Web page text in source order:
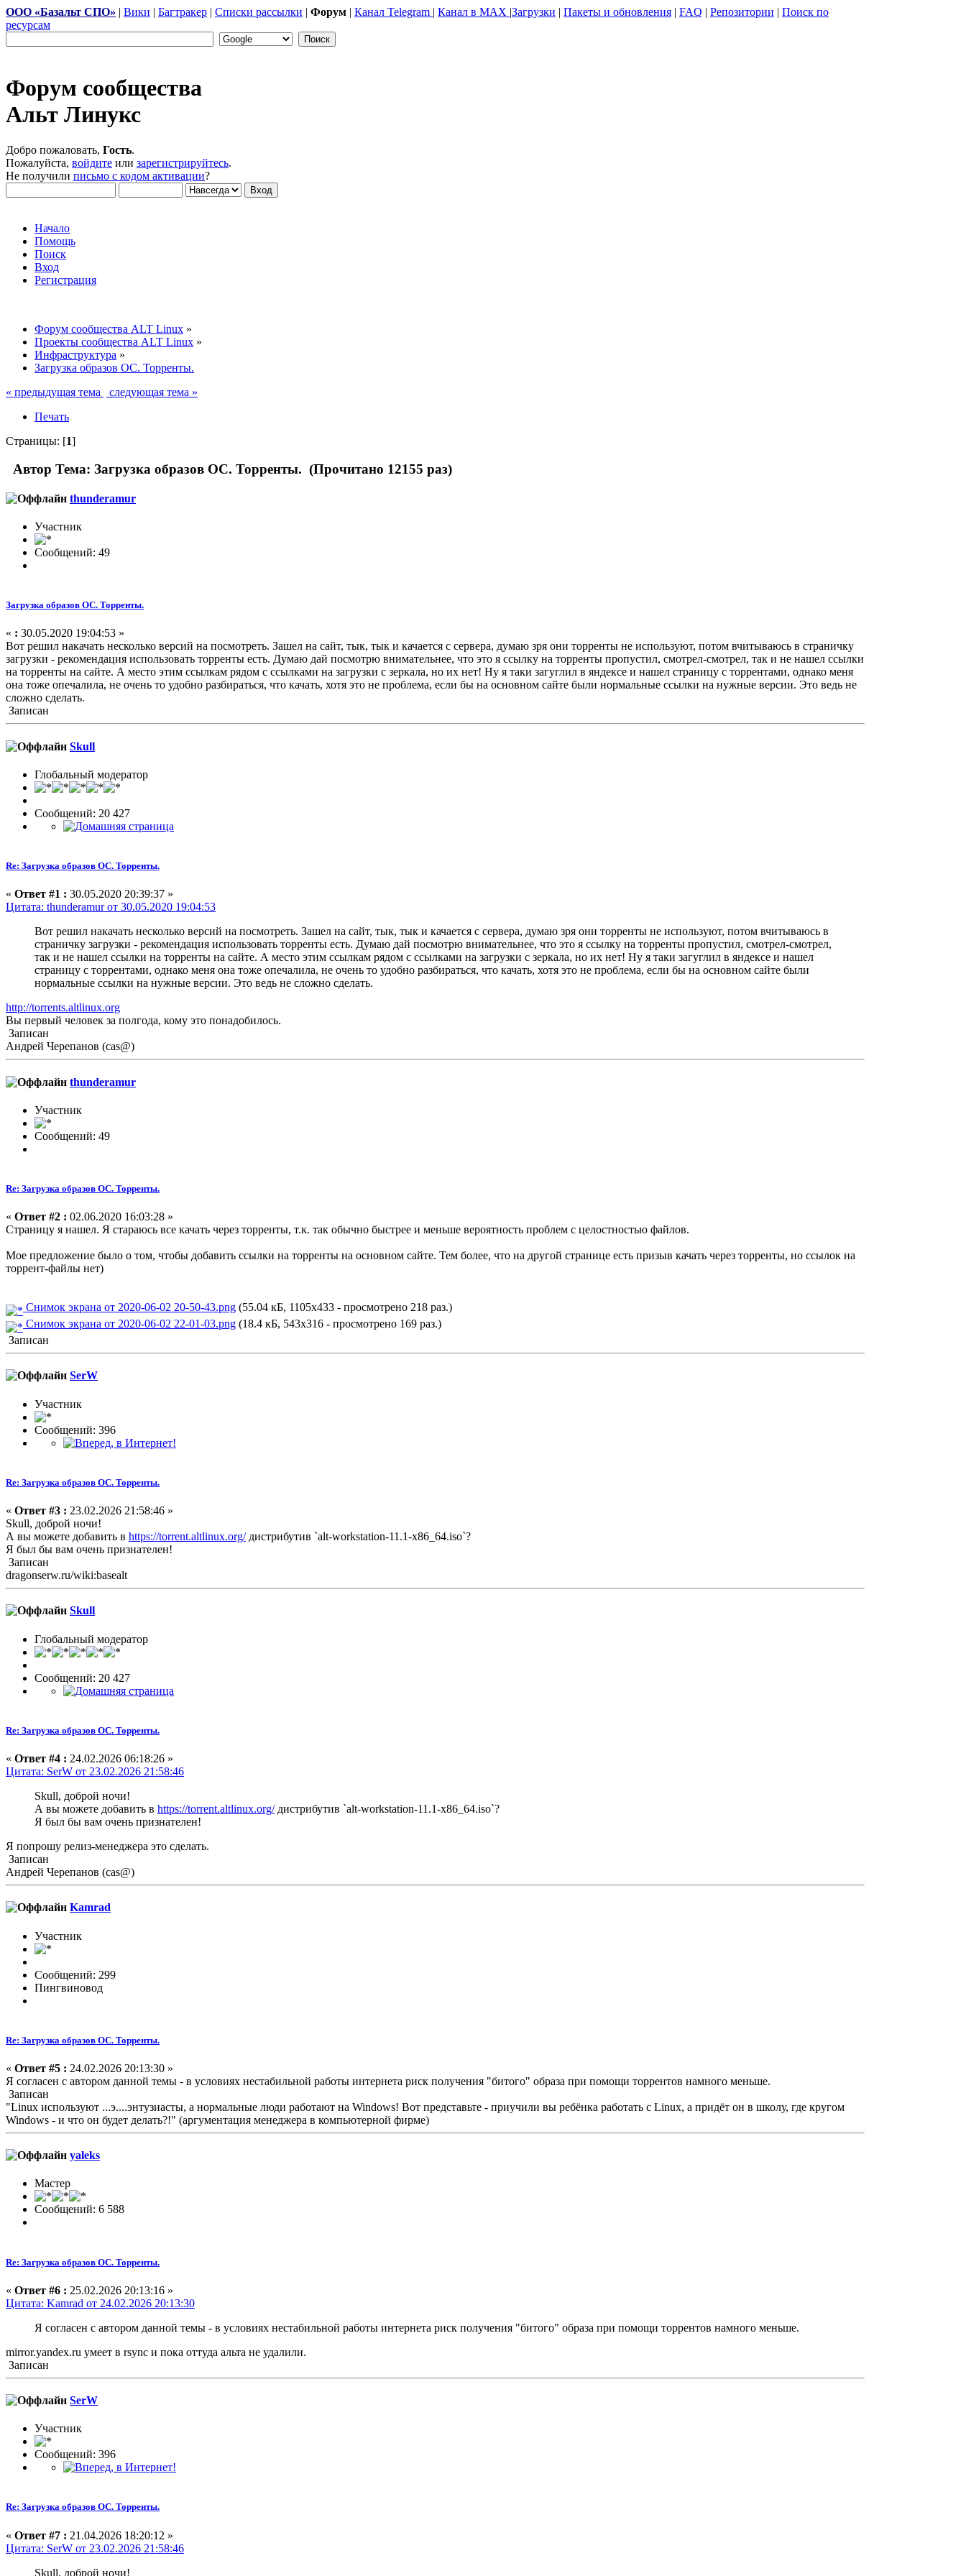
ООО «Базальт СПО» | Вики | Багтракер | Списки рассылки | Форум | Канал Telegram | Канал в MAX |Загрузки | Пакеты и обновления | FAQ | Репозитории | Поиск по
ресурсам
Форум сообщества
Альт Линукс
Добро пожаловать, Гость.
Пожалуйста, войдите или зарегистрируйтесь.
Не получили письмо с кодом активации?
Начало
Помощь
Поиск
Вход
Регистрация
Форум сообщества ALT Linux »
Проекты сообщества ALT Linux »
Инфраструктура »
Загрузка образов ОС. Торренты.
« предыдущая тема
следующая тема »
Печать
Страницы: [1]
Автор Тема: Загрузка образов ОС. Торренты. (Прочитано 12155 раз)
thunderamur
Участник
Сообщений: 49
Загрузка образов ОС. Торренты.
« : 30.05.2020 19:04:53 »
Вот решил накачать несколько версий на посмотреть. Зашел на сайт, тык, тык и качается с сервера, думаю зря они торренты не используют, потом вчитываюсь в страничку
загрузки - рекомендация использовать торренты есть. Думаю дай посмотрю внимательнее, что это я ссылку на торренты пропустил, смотрел-смотрел, так и не нашел ссылки
на торренты на сайте. А место этим ссылкам рядом с ссылками на загрузки с зеркала, но их нет! Ну я таки загуглил в яндексе и нашел страницу с торрентами, однако меня
она тоже опечалила, не очень то удобно разбираться, что качать, хотя это не проблема, если бы на основном сайте были нормальные ссылки на нужные версии. Это ведь не
сложно сделать.
Записан
Skull
Глобальный модератор
Сообщений: 20 427
Re: Загрузка образов ОС. Торренты.
« Ответ #1 : 30.05.2020 20:39:37 »
Цитата: thunderamur от 30.05.2020 19:04:53
Вот решил накачать несколько версий на посмотреть. Зашел на сайт, тык, тык и качается с сервера, думаю зря они торренты не используют, потом вчитываюсь в
страничку загрузки - рекомендация использовать торренты есть. Думаю дай посмотрю внимательнее, что это я ссылку на торренты пропустил, смотрел-смотрел,
так и не нашел ссылки на торренты на сайте. А место этим ссылкам рядом с ссылками на загрузки с зеркала, но их нет! Ну я таки загуглил в яндексе и нашел
страницу с торрентами, однако меня она тоже опечалила, не очень то удобно разбираться, что качать, хотя это не проблема, если бы на основном сайте были
нормальные ссылки на нужные версии. Это ведь не сложно сделать.
http://torrents.altlinux.org
Вы первый человек за полгода, кому это понадобилось.
Записан
Андрей Черепанов (cas@)
thunderamur
Участник
Сообщений: 49
Re: Загрузка образов ОС. Торренты.
« Ответ #2 : 02.06.2020 16:03:28 »
Страницу я нашел. Я стараюсь все качать через торренты, т.к. так обычно быстрее и меньше вероятность проблем с целостностью файлов.
Мое предложение было о том, чтобы добавить ссылки на торренты на основном сайте. Тем более, что на другой странице есть призыв качать через торренты, но ссылок на
торрент-файлы нет)
Снимок экрана от 2020-06-02 20-50-43.png (55.04 кБ, 1105x433 - просмотрено 218 раз.)
Снимок экрана от 2020-06-02 22-01-03.png (18.4 кБ, 543x316 - просмотрено 169 раз.)
Записан
SerW
Участник
Сообщений: 396
Re: Загрузка образов ОС. Торренты.
« Ответ #3 : 23.02.2026 21:58:46 »
Skull, доброй ночи!
А вы можете добавить в https://torrent.altlinux.org/дистрибутив `alt-workstation-11.1-x86_64.iso`?
Я был бы вам очень признателен!
Записан
dragonserw.ru/wiki:basealt
Skull
Глобальный модератор
Сообщений: 20 427
Re: Загрузка образов ОС. Торренты.
« Ответ #4 : 24.02.2026 06:18:26 »
Цитата: SerW от 23.02.2026 21:58:46
Skull, доброй ночи!
А вы можете добавить в https://torrent.altlinux.org/дистрибутив `alt-workstation-11.1-x86_64.iso`?
Я был бы вам очень признателен!
Я попрошу релиз-менеджера это сделать.
Записан
Андрей Черепанов (cas@)
Kamrad
Участник
Сообщений: 299
Пингвиновод
Re: Загрузка образов ОС. Торренты.
« Ответ #5 : 24.02.2026 20:13:30 »
Я согласен с автором данной темы - в условиях нестабильной работы интернета риск получения "битого" образа при помощи торрентов намного меньше.
Записан
"Linux используют ...э....энтузиасты, а нормальные люди работают на Windows! Вот представьте - приучили вы ребёнка работать с Linux, а придёт он в школу, где кругом
Windows - и что он будет делать?!" (аргументация менеджера в компьютерной фирме)
yaleks
Мастер
Сообщений: 6 588
Re: Загрузка образов ОС. Торренты.
« Ответ #6 : 25.02.2026 20:13:16 »
Цитата: Kamrad от 24.02.2026 20:13:30
Я согласен с автором данной темы - в условиях нестабильной работы интернета риск получения "битого" образа при помощи торрентов намного меньше.
mirror.yandex.ru умеет в rsync и пока оттуда альта не удалили.
Записан
SerW
Участник
Сообщений: 396
Re: Загрузка образов ОС. Торренты.
« Ответ #7 : 21.04.2026 18:20:12 »
Цитата: SerW от 23.02.2026 21:58:46
Skull, доброй ночи!